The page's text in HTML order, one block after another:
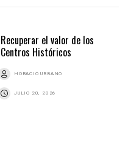
Recuperar el valor de los
Centros Históricos
HORACIO URBANO
JULIO 20, 2026